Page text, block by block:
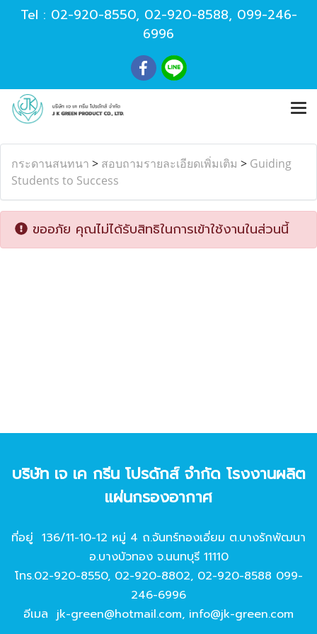
Tel : 02-920-8550, 02-920-8588, 099-246-
6996
กระดานสนทนา > สอบถามรายละเอียดเพิ่มเติม > Guiding
Students to Success
ขออภัย คุณไม่ได้รับสิทธิในการเข้าใช้งานในส่วนนี้
บริษัท เจ เค กรีน โปรดักส์ จํากัด โรงงานผลิต
แผ่นกรองอากาศ
ที่อยู่ 136/11-10-12 หมู่ 4 ถ.จันทร์ทองเอี่ยม ต.บางรักพัฒนา
อ.บางบัวทอง จ.นนทบุรี 11110
โทร.02-920-8550, 02-920-8802, 02-920-8588 099-
246-6996
อีเมล jk-green@hotmail.com, info@jk-green.com